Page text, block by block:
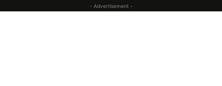
- Advertisement -